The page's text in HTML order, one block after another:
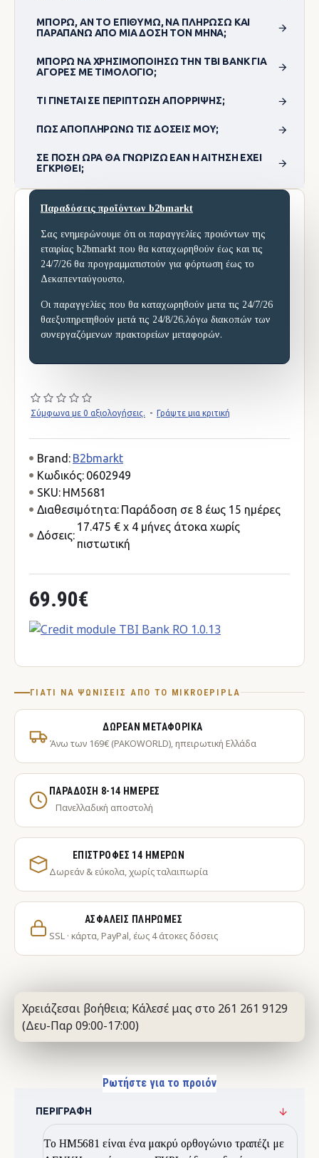
ΜΠΟΡΏ, ΑΝ ΤΟ ΕΠΙΘΥΜΏ, ΝΑ ΠΛΗΡΏΣΩ ΚΑΙ
ΠΑΡΑΠΆΝΩ ΑΠΌ ΜΊΑ ΔΌΣΗ ΤΟΝ ΜΉΝΑ;
ΜΠΟΡΏ ΝΑ ΧΡΗΣΙΜΟΠΟΊΗΣΩ ΤΗΝ TBI BANK ΓΙΑ
ΑΓΟΡΈΣ ΜΕ ΤΙΜΟΛΌΓΙΟ;
ΤΙ ΓΊΝΕΤΑΙ ΣΕ ΠΕΡΊΠΤΩΣΗ ΑΠΌΡΡΙΨΗΣ;
ΠΏΣ ΑΠΟΠΛΗΡΏΝΩ ΤΙΣ ΔΌΣΕΙΣ ΜΟΥ;
ΣΕ ΠΌΣΗ ΏΡΑ ΘΑ ΓΝΩΡΊΖΩ ΕΆΝ Η ΑΊΤΗΣΗ ΈΧΕΙ
ΕΓΚΡΙΘΕΊ;
Παραδόσεις προϊόντων b2bmarkt
Σας ενημερώνουμε ότι οι παραγγελίες προιόντων της
εταιρίας b2bmarkt που θα καταχωρηθούν έως και τις
24/7/26 θα προγραμματιστούν για φόρτωση έως το
Δεκαπενταύγουστο,
Οι παραγγελίες που θα καταχωρηθούν μετα τις 24/7/26
θαεξυπηρετηθούν μετά τις 24/8/26,λόγω διακοπών των
συνεργαζόμενων πρακτορείων μεταφορών.
Σύμφωνα με 0 αξιολογήσεις. - Γράψτε μια κριτική
69.90€
Brand: B2bmarkt
Κωδικός: 0602949
SKU: HM5681
Διαθεσιμότητα: Παράδοση σε 8 έως 15 ημέρες
Δόσεις:
17.475 € x 4 μήνες άτοκα χωρίς
πιστωτική
ΓΙΑΤΊ ΝΑ ΨΩΝΊΣΕΙΣ ΑΠΌ ΤΟ MIKROEPIPLA
ΔΩΡΕΆΝ ΜΕΤΑΦΟΡΙΚΆ
Άνω των 169€ (PAKOWORLD), ηπειρωτική Ελλάδα
ΠΑΡΆΔΟΣΗ 8-14 ΗΜΈΡΕΣ
Πανελλαδική αποστολή
ΕΠΙΣΤΡΟΦΈΣ 14 ΗΜΕΡΏΝ
Δωρεάν & εύκολα, χωρίς ταλαιπωρία
ΑΣΦΑΛΕΊΣ ΠΛΗΡΩΜΈΣ
SSL · κάρτα, PayPal, έως 4 άτοκες δόσεις
Χρειάζεσαι βοήθεια; Κάλεσέ μας στο 261 261 9129
(Δευ-Παρ 09:00-17:00)
Ρωτήστε για το προιόν
ΠΕΡΙΓΡΑΦΉ
Το HM5681 είναι ένα μακρύ ορθογώνιο τραπέζι με